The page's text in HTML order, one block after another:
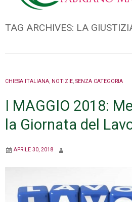
TAG ARCHIVES: LA
CHIESA ITALIANA, NOTIZIE, SENZA CATEGORIA
I MAGGIO 2018:
la Giornata del
APRILE 30, 2018